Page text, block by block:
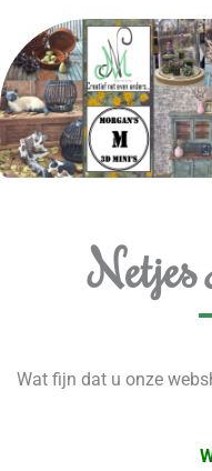
Wat fijn dat u onze